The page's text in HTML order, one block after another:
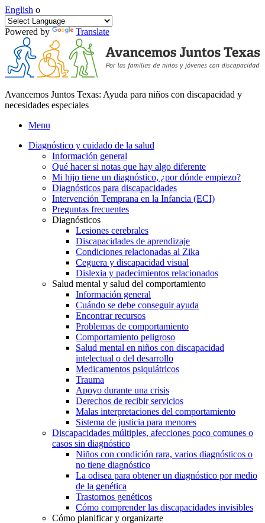
English o
Powered by Translate
Avancemos Juntos Texas: Ayuda para niños con discapacidad y
necesidades especiales
Menu
Diagnóstico y cuidado de la salud
Información general
Qué hacer si notas que hay algo diferente
Mi hijo tiene un diagnóstico, ¿por dónde empiezo?
Diagnósticos para discapacidades
Intervención Temprana en la Infancia (ECI)
Preguntas frecuentes
Diagnósticos
Lesiones cerebrales
Discapacidades de aprendizaje
Condiciones relacionadas al Zika
Ceguera y discapacidad visual
Dislexia y padecimientos relacionados
Salud mental y salud del comportamiento
Información general
Cuándo se debe conseguir ayuda
Encontrar recursos
Problemas de comportamiento
Comportamiento peligroso
Salud mental en niños con discapacidad
intelectual o del desarrollo
Medicamentos psiquiátricos
Trauma
Apoyo durante una crisis
Derechos de recibir servicios
Malas interpretaciones del comportamiento
Sistema de justicia para menores
Discapacidades múltiples, afecciones poco comunes o
casos sin diagnóstico
Niños con condición rara, varios diagnósticos o
no tiene diagnóstico
La odisea para obtener un diagnóstico por medio
de la genética
Trastornos genéticos
Cómo comprender las discapacidades invisibles
Cómo planificar y organizarte